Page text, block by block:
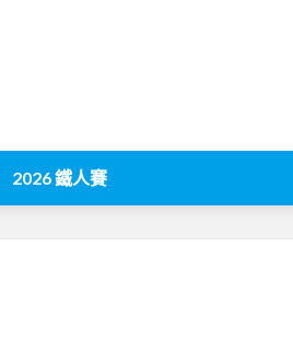
2026 鐵人賽